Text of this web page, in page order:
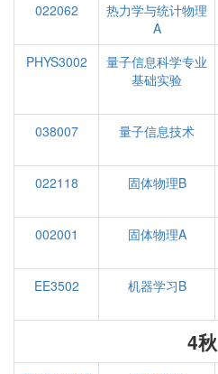
022062
热力学与统计物理
A
PHYS3002
量子信息科学专业
基础实验
038007 量子信息技术
022118
固体物理B
002001
固体物理A
EE3502
机器学习B
4秋